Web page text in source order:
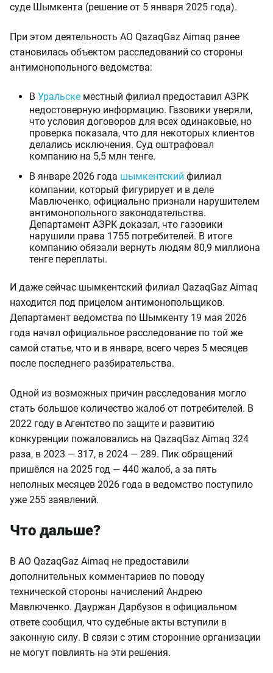
суде Шымкента (решение от 5 января 2025 года).
При этом деятельность АО QazaqGaz Aimaq ранее
становилась объектом расследований со стороны
антимонопольного ведомства:
В Уральске местный филиал предоставил АЗРК
недостоверную информацию. Газовики уверяли,
что условия договоров для всех одинаковые, но
проверка показала, что для некоторых клиентов
делались исключения. Суд оштрафовал
компанию на 5,5 млн тенге.
В январе 2026 года шымкентский филиал
компании, который фигурирует и в деле
Мавлюченко, официально признали нарушителем
антимонопольного законодательства.
Департамент АЗРК доказал, что газовики
нарушили права 1755 потребителей. В итоге
компанию обязали вернуть людям 80,9 миллиона
тенге переплаты.
И даже сейчас шымкентский филиал QazaqGaz Aimaq
находится под прицелом антимонопольщиков.
Департамент ведомства по Шымкенту 19 мая 2026
года начал официальное расследование по той же
самой статье, что и в январе, всего через 5 месяцев
после последнего разбирательства.
Одной из возможных причин расследования могло
стать большое количество жалоб от потребителей. В
2022 году в Агентство по защите и развитию
конкуренции пожаловались на QazaqGaz Aimaq 324
раза, в 2023 — 317, в 2024 — 289. Пик обращений
пришёлся на 2025 год — 440 жалоб, а за пять
неполных месяцев 2026 года в ведомство поступило
уже 255 заявлений.
Что дальше?
В АО QazaqGaz Aimaq не предоставили
дополнительных комментариев по поводу
технической стороны начислений Андрею
Мавлюченко. Дауржан Дарбузов в официальном
ответе сообщил, что судебные акты вступили в
законную силу. В связи с этим сторонние организации
не могут повлиять на эти решения.